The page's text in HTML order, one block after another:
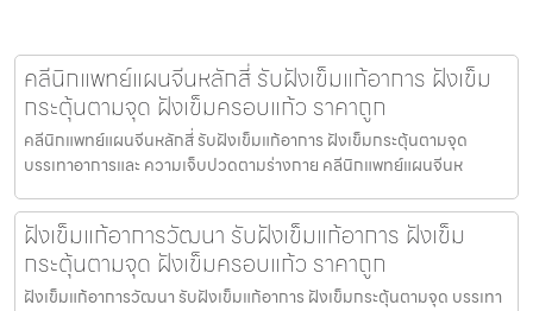
คลีนิกแพทย์แผนจีนหลักสี่ รับฝังเข็มแก้อาการ ฝังเข็ม
กระตุ้นตามจุด ฝังเข็มครอบแก้ว ราคาถูก
คลีนิกแพทย์แผนจีนหลักสี่ รับฝังเข็มแก้อาการ ฝังเข็มกระตุ้นตามจุด
บรรเทาอาการและ ความเจ็บปวดตามร่างกาย คลีนิกแพทย์แผนจีนห
ฝังเข็มแก้อาการวัฒนา รับฝังเข็มแก้อาการ ฝังเข็ม
กระตุ้นตามจุด ฝังเข็มครอบแก้ว ราคาถูก
ฝังเข็มแก้อาการวัฒนา รับฝังเข็มแก้อาการ ฝังเข็มกระตุ้นตามจุด บรรเทา